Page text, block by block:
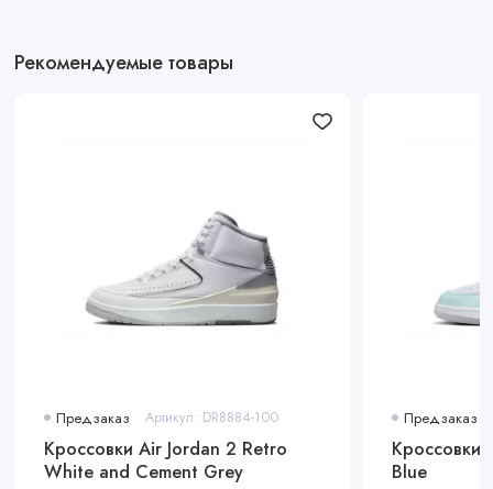
Рекомендуемые товары
Предзаказ Артикул: DR8884-100
Кроссовки Air Jordan 2 Retro
White and Cement Grey
Предзаказ
Кроссовки
Blue